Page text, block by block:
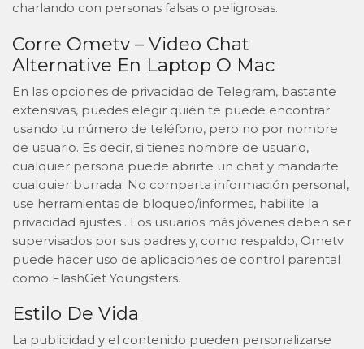
charlando con personas falsas o peligrosas.
Corre Ometv – Video Chat
Alternative En Laptop O Mac
En las opciones de privacidad de Telegram, bastante
extensivas, puedes elegir quién te puede encontrar
usando tu número de teléfono, pero no por nombre
de usuario. Es decir, si tienes nombre de usuario,
cualquier persona puede abrirte un chat y mandarte
cualquier burrada. No comparta información personal,
use herramientas de bloqueo/informes, habilite la
privacidad ajustes . Los usuarios más jóvenes deben ser
supervisados ​​por sus padres y, como respaldo, Ometv
puede hacer uso de aplicaciones de control parental
como FlashGet Youngsters.
Estilo De Vida
La publicidad y el contenido pueden personalizarse